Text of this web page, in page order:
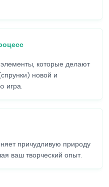
которые делают
новой и
игра.
причудливую природу
ваш творческий опыт.